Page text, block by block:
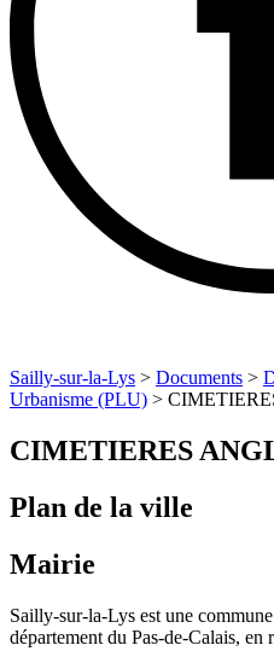
Sailly-sur-la-Lys > Documents >
Urbanisme (PLU) >
CIMETIERES
Plan de la ville
Mairie
Sailly-sur-la-Lys est une
département du Pas-de-Calais, en